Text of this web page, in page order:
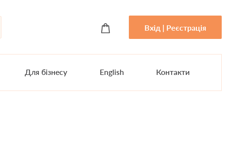
Вхід | Реєстрація
Для бізнесу English Контакти